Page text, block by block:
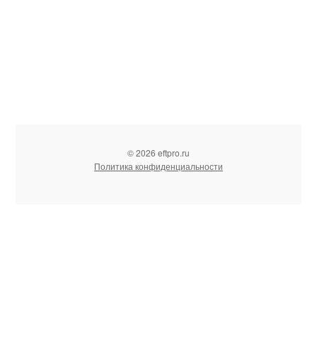
© 2026 eftpro.ru
Политика конфиденциальности